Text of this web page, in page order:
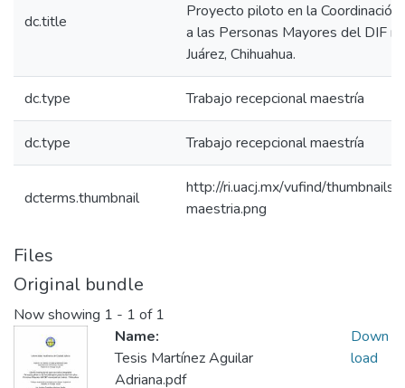
dc.title
Proyecto piloto en la Coordinación
a las Personas Mayores del DIF
Juárez, Chihuahua.
dc.type Trabajo recepcional maestría
dc.type Trabajo recepcional maestría
dcterms.thumbnail
http://ri.uacj.mx/vufind/thumbnails/
maestria.png
Files
Original bundle
Now showing 1 - 1 of 1
Name:
Tesis Martínez Aguilar
Adriana.pdf
Down
load